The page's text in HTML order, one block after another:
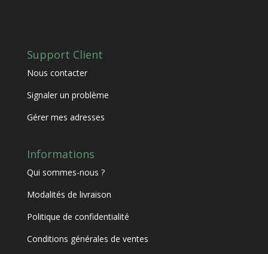
Support Client
Nous contacter
Signaler un problème
Gérer mes adresses
Informations
Qui sommes-nous ?
Modalités de livraison
Politique de confidentialité
Conditions générales de ventes